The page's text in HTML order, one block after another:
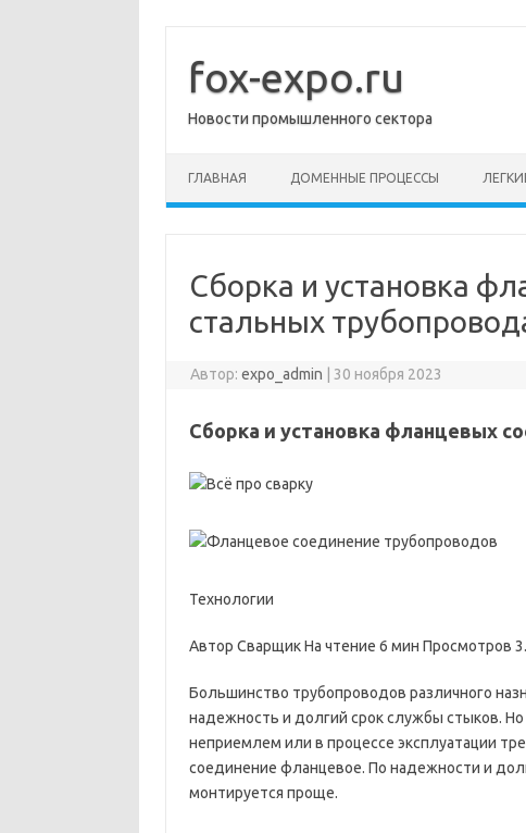
содержимому
fox-expo.ru
Новости промышленного сектора
ГЛАВНАЯ ДОМЕННЫЕ ПРОЦЕССЫ
Сборка и установка
стальных
Автор:expo_admin 30 ноября 2023
Сборка и установка фланцевых
Технологии
Автор Сварщик На чтение 6 мин Просмотров
Большинство трубопроводов различного
надежность и долгий срок службы стыков.
неприемлем или в процессе эксплуатации
соединение фланцевое. По надежности и
монтируется проще.